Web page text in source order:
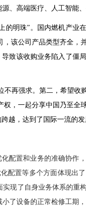
、高端医疗、人工智能
明珠”。国内燃机产业在
该公司产品类型齐全，
致该收购业务陷入了僵
再强求。第二，希望收
，一起分享中国乃至全
越，达到了国际一流的发
配置和业务的准确协作
配置等多个方面体现出
现了自身业务体系的重
了设备的正常检修工期